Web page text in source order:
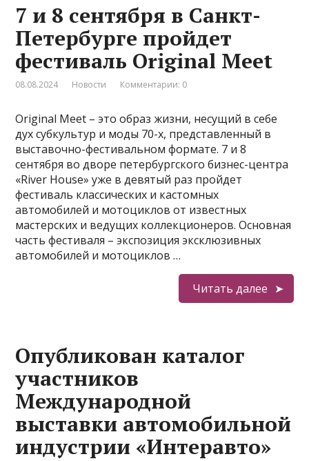
7 и 8 сентября в Санкт-
Петербурге пройдет
фестиваль Original Meet
08.08.2024 Новости Комментарии: 0
Original Meet – это образ жизни, несущий в себе
дух субкультур и моды 70-х, представленный в
выставочно-фестивальном формате. 7 и 8
сентября во дворе петербургского бизнес-центра
«River House» уже в девятый раз пройдет
фестиваль классических и кастомных
автомобилей и мотоциклов от известных
мастерских и ведущих коллекционеров. Основная
часть фестиваля – экспозиция эксклюзивных
автомобилей и мотоциклов …
Читать далее
Опубликован каталог
участников
Международной
выставки автомобильной
индустрии «Интеравто»